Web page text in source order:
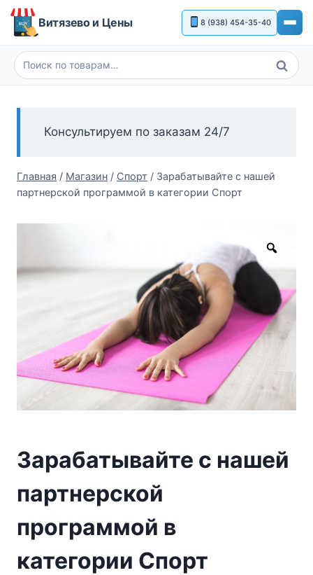
Перейти
Витязево и Цены 8 (938) 454-35-40
Искать:
Поиск
Консультируем по заказам 24/7
Главная / Магазин / Спорт / Зарабатывайте с нашей
партнерской программой в категории Спорт
Зарабатывайте с нашей
партнерской
программой в
категории Спорт